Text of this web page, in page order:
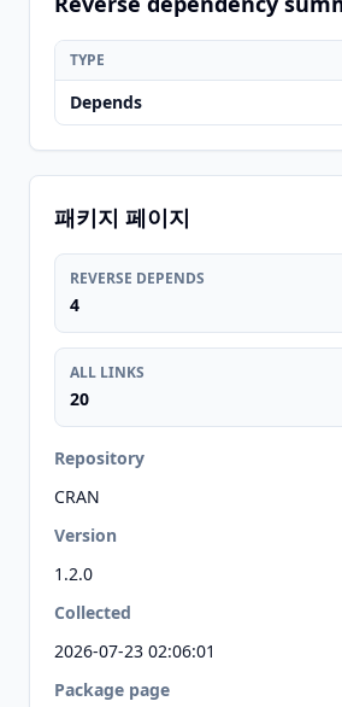
TYPE
Depends
패키지 페이지
REVERSE DEPENDS
4
ALL LINKS
20
Repository
CRAN
Version
1.2.0
Collected
2026-07-23 02:06:01
Package page